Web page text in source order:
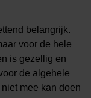
belangrijk.
voor de hele
is gezellig en
de algehele
mee kan doen